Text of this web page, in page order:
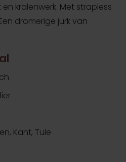
kralenwerk. Met strapless
dromerige jurk van
Kant, Tule